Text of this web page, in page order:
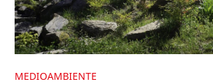
MEDIOAMBIENTE